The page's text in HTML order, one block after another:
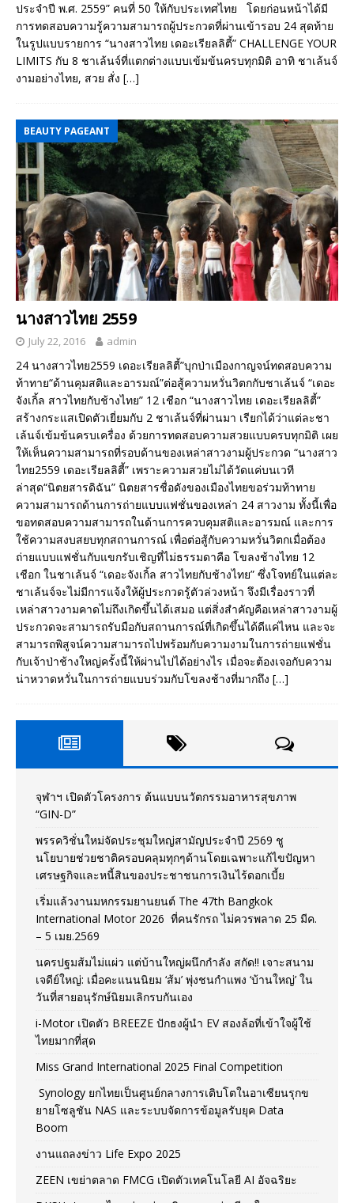
ประจำปี พ.ศ. 2559” คนที่ 50 ให้กับประเทศไทย โดยก่อนหน้าได้มี
การทดสอบความรู้ความสามารถผู้ประกวดที่ผ่านเข้ารอบ 24 สุดท้าย
ในรูปแบบรายการ “นางสาวไทย เดอะเรียลลิตี้” CHALLENGE YOUR
LIMITS กับ 8 ชาเล้นจ์ที่แตกต่างแบบเข้มข้นครบทุกมิติ อาทิ ชาเล้นจ์
งามอย่างไทย, สวย สั่ง […]
BEAUTY PAGEANT
นางสาวไทย 2559
July 22, 2016 admin
24 นางสาวไทย2559 เดอะเรียลลิตี้”บุกป่าเมืองกาญจน์ทดสอบความ
ท้าทาย“ด้านคุมสติและอารมณ์”ต่อสู้ความหวั่นวิตกกับชาเล้นจ์ “เดอะ
จังเกิ้ล สาวไทยกับช้างไทย” 12 เชือก “นางสาวไทย เดอะเรียลลิตี้”
สร้างกระแสเปิดตัวเยี่ยมกับ 2 ชาเล้นจ์ที่ผ่านมา เรียกได้ว่าแต่ละชา
เล้นจ์เข้มข้นครบเครื่อง ด้วยการทดสอบความสวยแบบครบทุกมิติ เผย
ให้เห็นความสามารถที่รอบด้านของเหล่าสาวงามผู้ประกวด “นางสาว
ไทย2559 เดอะเรียลลิตี้” เพราะความสวยไม่ได้วัดแค่บนเวที
ล่าสุด“นิตยสารดิฉัน” นิตยสารชื่อดังของเมืองไทยขอร่วมท้าทาย
ความสามารถด้านการถ่ายแบบแฟชั่นของเหล่า 24 สาวงาม ทั้งนี้เพื่อ
ขอทดสอบความสามารถในด้านการควบคุมสติและอารมณ์ และการ
ใช้ความสงบสยบทุกสถานการณ์ เพื่อต่อสู้กับความหวั่นวิตกเมื่อต้อง
ถ่ายแบบแฟชั่นกับแขกรับเชิญที่ไม่ธรรมดาคือ โขลงช้างไทย 12
เชือก ในชาเล้นจ์ “เดอะจังเกิ้ล สาวไทยกับช้างไทย” ซึ่งโจทย์ในแต่ละ
ชาเล้นจ์จะไม่มีการแจ้งให้ผู้ประกวดรู้ตัวล่วงหน้า จึงมีเรื่องราวที่
เหล่าสาวงามคาดไม่ถึงเกิดขึ้นได้เสมอ แต่สิ่งสำคัญคือเหล่าสาวงามผู้
ประกวดจะสามารถรับมือกับสถานการณ์ที่เกิดขึ้นได้ดีแค่ไหน และจะ
สามารถพิสูจน์ความสามารถไปพร้อมกับความงามในการถ่ายแฟชั่น
กับเจ้าป่าช้างใหญ่ครั้งนี้ให้ผ่านไปได้อย่างไร เมื่อจะต้องเจอกับความ
น่าหวาดหวั่นในการถ่ายแบบร่วมกับโขลงช้างที่มากถึง […]
จุฬาฯ เปิดตัวโครงการ ต้นแบบนวัตกรรมอาหารสุขภาพ
“GIN-D”
พรรควิชั่นใหม่จัดประชุมใหญ่สามัญประจำปี 2569 ชู
นโยบายช่วยชาติครอบคลุมทุกๆด้านโดยเฉพาะแก้ไขปัญหา
เศรษฐกิจและหนี้สินของประชาชนการเงินไร้ดอกเบี้ย
เริ่มแล้วงานมหกรรมยานยนต์ The 47th Bangkok
International Motor 2026 ที่คนรักรถ ไม่ควรพลาด 25 มีค.
– 5 เมย.2569
นครปฐมส้มไม่แผ่ว แต่บ้านใหญ่ผนึกกำลัง สกัด!! เจาะสนาม
เจดีย์ใหญ่: เมื่อคะแนนนิยม ‘ส้ม’ พุ่งชนกำแพง ‘บ้านใหญ่’ ใน
วันที่สายอนุรักษ์นิยมเลิกรบกันเอง
i-Motor เปิดตัว BREEZE ปักธงผู้นำ EV สองล้อที่เข้าใจผู้ใช้
ไทยมากที่สุด
Miss Grand International 2025 Final Competition
Synology ยกไทยเป็นศูนย์กลางการเติบโตในอาเซียนรุกข
ยายโซลูชัน NAS และระบบจัดการข้อมูลรับยุค Data
Boom
งานแถลงข่าว Life Expo 2025
ZEEN เขย่าตลาด FMCG เปิดตัวเทคโนโลยี AI อัจฉริยะ